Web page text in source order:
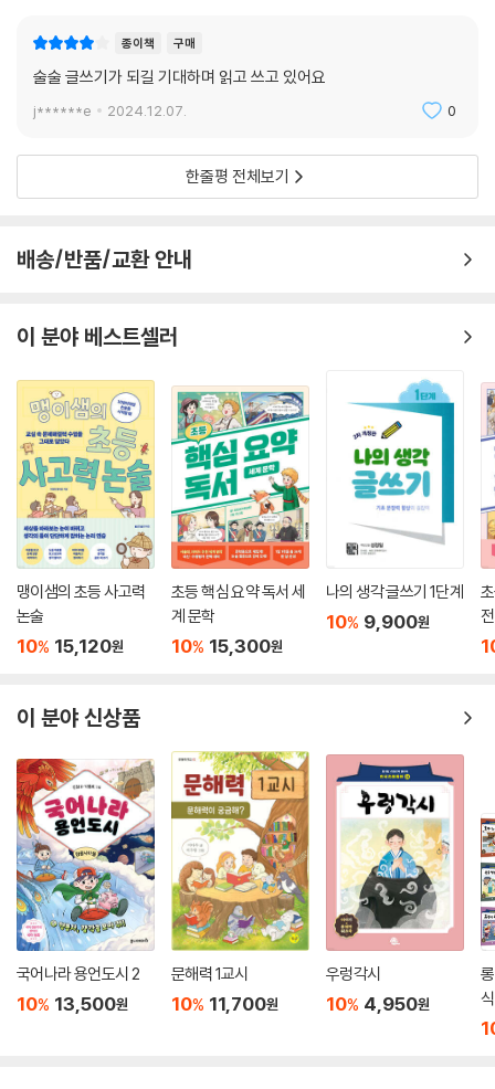
종이책 구매
술술 글쓰기가 되길 기대하며 읽고 쓰고 있어요
j******e 2024.12.07. 0
한줄평 전체보기
배송/반품/교환 안내
이 분야 베스트셀러
맹이샘의 초등 사고력
논술
10% 15,120원
초등 핵심 요약 독서 세
계 문학
10% 15,300원
나의 생각 글쓰기 1단계
10% 9,900원
이 분야 신상품
국어나라 용언도시 2
10% 13,500원
문해력 1교시
10% 11,700원
우렁각시
10% 4,950원